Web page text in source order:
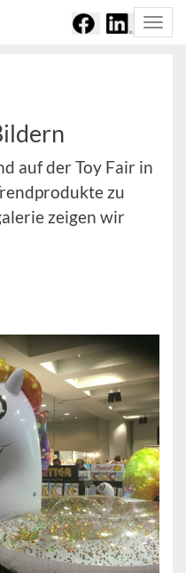
auf der Toy Fair in
zu
zeigen wir